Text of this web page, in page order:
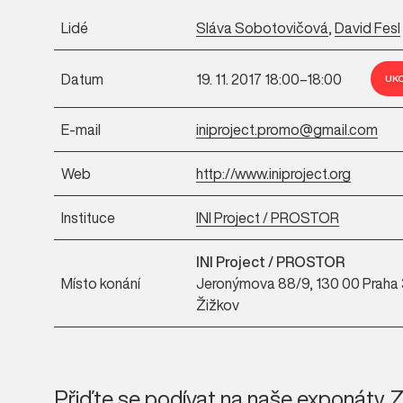
Lidé Sláva Sobotovičová,David Fesl
Datum 19. 11. 2017 18:00–18:00
E-mail iniproject.promo@gmail.com
Web http://www.iniproject.org
Instituce INI Project / PROSTOR
Místo konání
INI Project / PROSTOR
Jeronýmova 88/9, 130 00 Praha
Žižkov